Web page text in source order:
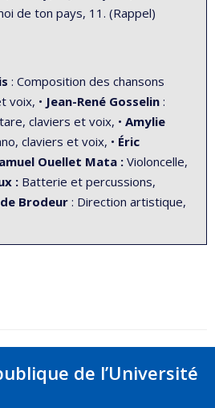
de ton pays, 11. (Rappel)
: Composition des chansons
voix, • Jean-René Gosselin :
claviers et voix, • Amylie
claviers et voix, • Éric
Ouellet Mata : Violoncelle,
: Batterie et percussions,
Brodeur: Direction artistique,
de l’Université